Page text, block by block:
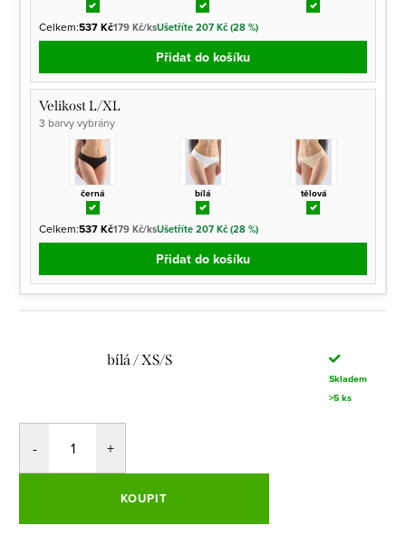
Celkem:537 Kč179 Kč/ksUšetříte 207 Kč (28 %)
Přidat do košíku
Velikost L/XL
3 barvy vybrány
černá bílá tělová
Celkem:537 Kč179 Kč/ksUšetříte 207 Kč (28 %)
Přidat do košíku
bílá / XS/S
Skladem
>5 ks
KOUPIT